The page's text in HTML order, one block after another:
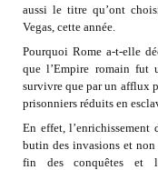
aussi le titre qu’ont
Vegas, cette année.
Pourquoi Rome a-t-elle
que l’Empire romain fut
survivre que par un afflux
prisonniers réduits en
En effet,
butin des invasions et non
fin des conquêtes et